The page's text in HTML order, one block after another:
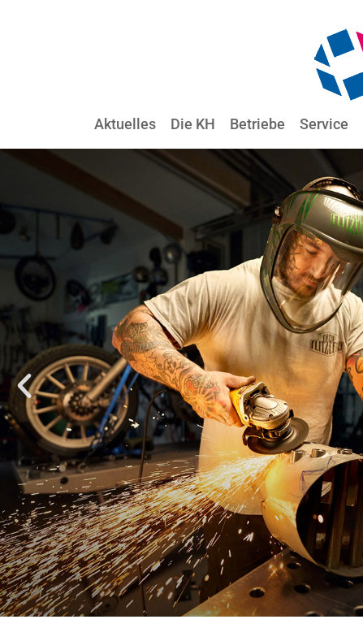
Aktuelles Die KH Betriebe Service